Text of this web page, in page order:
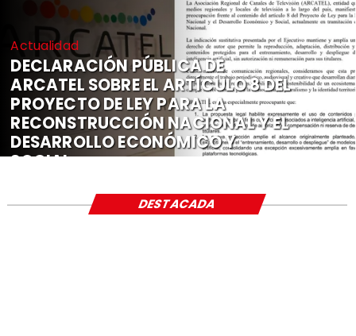
Actualidad
DECLARACIÓN PÚBLICA DE
ARCATEL SOBRE EL ARTÍCULO 8 DEL
PROYECTO DE LEY PARA LA
RECONSTRUCCIÓN NACIONAL Y EL
DESARROLLO ECONÓMICO Y
SOCIAL
DESTACADA